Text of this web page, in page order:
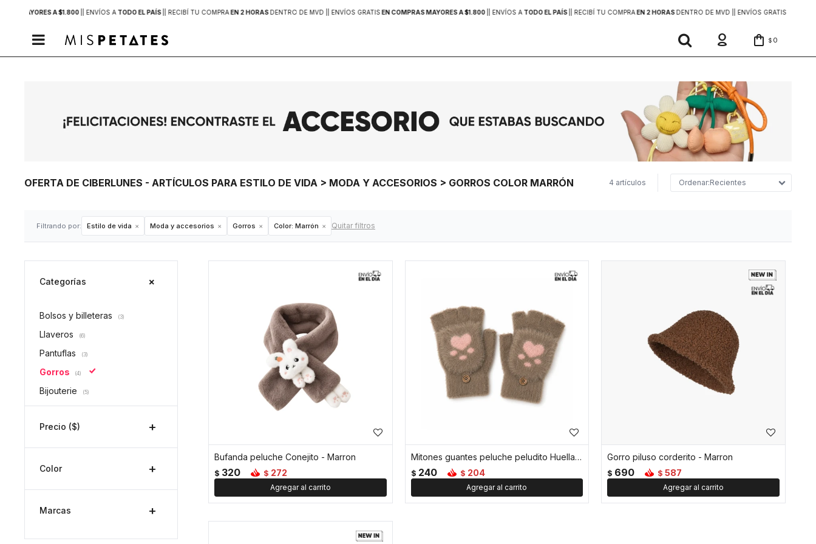
MAYORES A $1.800 | ENVÍOS A TODO EL PAÍS | RECIBÍ TU COMPRAEN 2 HORASDENTRO DE MVD | | ENVÍOS GRATISEN COMPRAS MAYORES A $1.800 | ENVÍOS A TODO EL PAÍS | RECIBÍ TU COMPRAEN 2 HORASDENTRO DE MVD | | ENVÍOS GRATIS
 $ 0
OFERTA DE CIBERLUNES - ARTÍCULOS PARA ESTILO DE VIDA > MODA Y ACCESORIOS > GORROS COLOR MARRÓN 4 artículos Recientes
Filtrando por: Estilo de vida Moda y accesorios Gorros Color: Marrón Quitar filtros
Bufanda peluche Conejito - Marron
$ 320 $ 272
Mitones guantes peluche peludito Huella - Marron
$ 240 $ 204
Gorro piluso corderito - Marron
$ 690 $ 587
Categorías
Bolsos y billeteras (3)
Llaveros (6)
Pantuflas (3)
Gorros (4)
Bijouterie (5)
Precio ($)
Color
Marcas